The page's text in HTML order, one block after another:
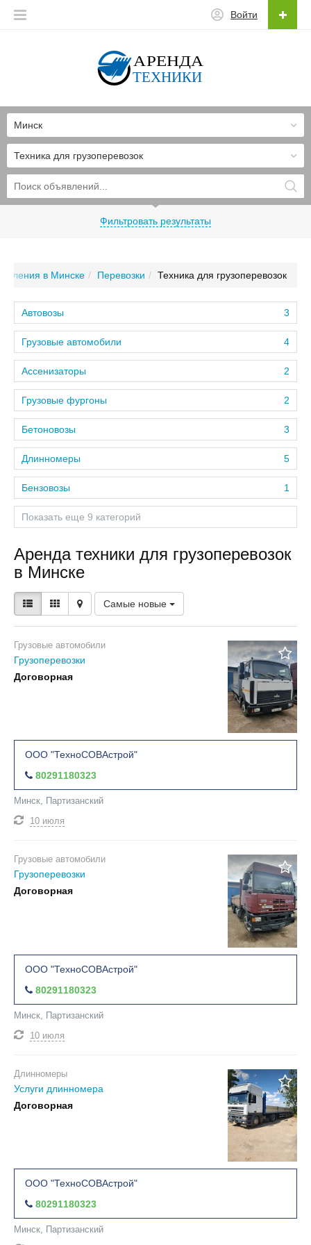
Войти
Техника для грузоперевозок
Минск
Фильтровать результаты
в Минске Перевозки Техника для грузоперевозок
3
Автовозы
4
Грузовые автомобили
2
Ассенизаторы
2
Грузовые фургоны
3
Бетоновозы
5
Длинномеры
1
Бензовозы
Показать еще 9 категорий
Аренда техники для грузоперевозок
в Минске
Самые новые
Грузовые автомобили
Грузоперевозки
Договорная
ООО "ТехноСОВАстрой"
80291180323
Минск, Партизанский
10 июля
Грузовые автомобили
Грузоперевозки
Договорная
ООО "ТехноСОВАстрой"
80291180323
Минск, Партизанский
10 июля
Длинномеры
Услуги длинномера
Договорная
ООО "ТехноСОВАстрой"
80291180323
Минск, Партизанский